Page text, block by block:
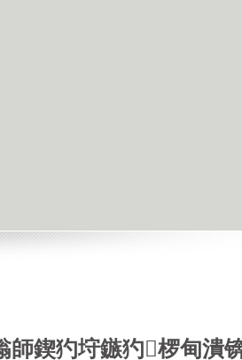
師鍥犳垨鏃犳椤甸潰